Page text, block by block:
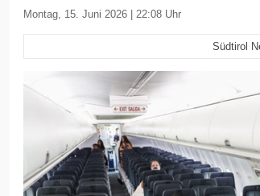
Montag, 15. Juni 2026 | 22:08 Uhr
Südtirol